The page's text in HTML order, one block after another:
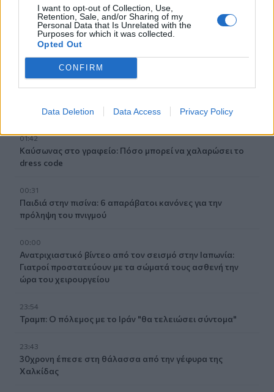
I want to opt-out of Collection, Use,
Retention, Sale, and/or Sharing of my
Personal Data that Is Unrelated with the
Purposes for which it was collected.
Opted Out
CONFIRM
Data Deletion Data Access Privacy Policy
έλεγχο του σακχάρου
03:34
Το απολαυστικό βίντεο της Νατάσας Θεοδωρίδου με τη
μητέρα της
02:51
ζωδίων τον Αύγουστο
01:42
Καύσωνας στο γραφείο: Πόσο μπορεί να χαλαρώσει το
dress code
00:31
Παιδιά στην πισίνα: 6 απαράβατοι κανόνες για την
πρόληψη του πνιγμού
00:00
Ανατριχιαστικό βίντεο από τον σεισμό στην Ιαπωνία:
Γιατροί προστατεύουν με τα σώματά τους ασθενή την
ώρα του χειρουργείου
23:54
Τραμπ: Ο πόλεμος με το Ιράν "θα τελειώσει σύντομα"
23:43
30χρονη έπεσε στη θάλασσα από την γέφυρα της
Χαλκίδας